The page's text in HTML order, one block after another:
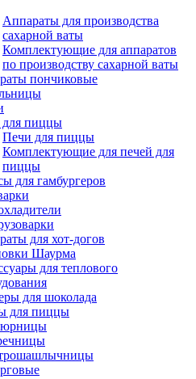
Аппараты для производства
сахарной ваты
Комплектующие для аппаратов
по производству сахарной ваты
пончиковые
пиццы
Печи для пиццы
Комплектующие для печей для
пиццы
для гамбургеров
для хот-догов
Шаурма
для теплового
для шоколада
для пиццы